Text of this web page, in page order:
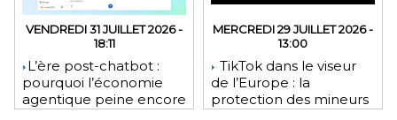
VENDREDI 31 JUILLET 2026 -
18:11
​L’ère post-chatbot :
pourquoi l’économie
agentique peine encore
MERCREDI 29 JUILLET 2026 -
13:00
TikTok dans le viseur
de l’Europe : la
protection des mineurs